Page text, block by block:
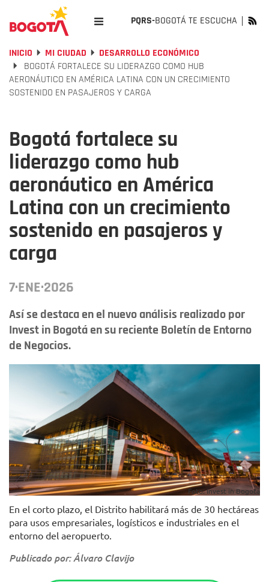
PQRS-BOGOTÁ TE ESCUCHA
INICIO MI CIUDAD
DESARROLLO ECONÓMICO
BOGOTÁ FORTALECE SU LIDERAZGO COMO HUB
AERONÁUTICO EN AMÉRICA LATINA CON UN CRECIMIENTO
SOSTENIDO EN PASAJEROS Y CARGA
Bogotá fortalece su
liderazgo como hub
aeronáutico en América
Latina con un crecimiento
sostenido en pasajeros y
carga
7·ENE·2026
Así se destaca en el nuevo análisis realizado por
Invest in Bogotá en su reciente Boletín de Entorno
de Negocios.
Foto: Invest in Bogotá
En el corto plazo, el Distrito habilitará más de 30 hectáreas
para usos empresariales, logísticos e industriales en el
entorno del aeropuerto.
Publicado por: Álvaro Clavijo